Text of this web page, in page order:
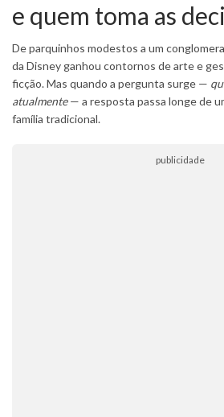
e quem toma as
De parquinhos modestos a um
da Disney ganhou contornos de arte e
ficção. Mas quando a pergunta surge —
atualmente— a resposta passa longe de
família tradicional.
publicidade